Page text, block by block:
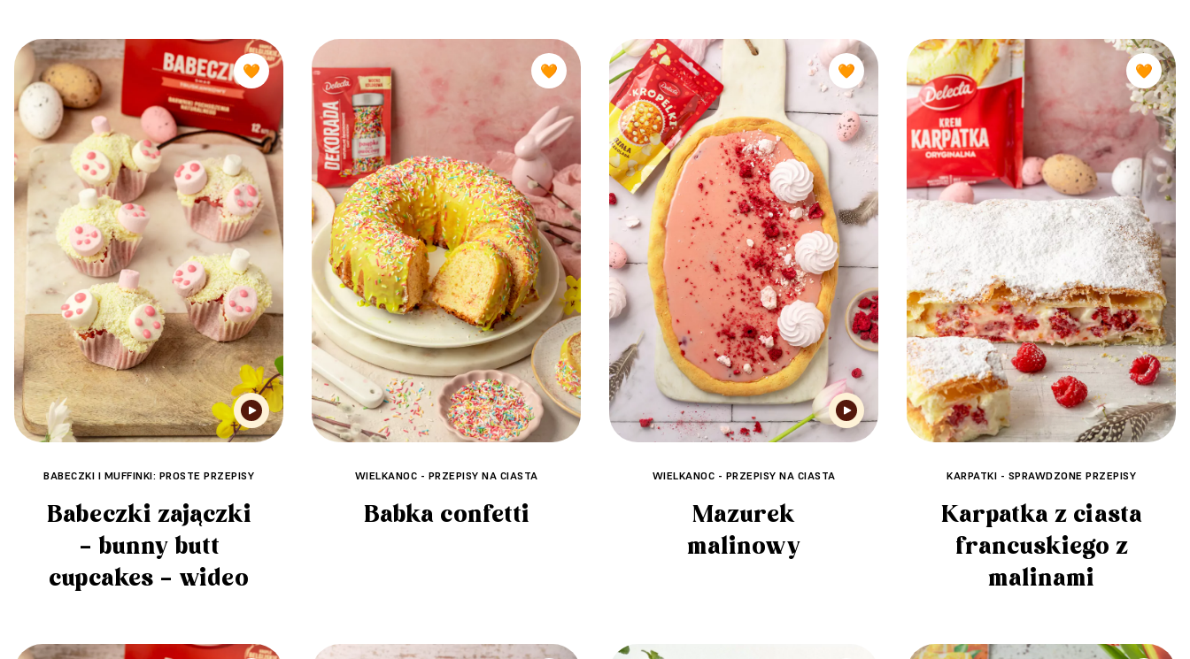
🧡
BABECZKI I MUFFINKI: PROSTE PRZEPISY
Babeczki zajączki
– bunny butt
cupcakes – wideo
🧡
WIELKANOC - PRZEPISY NA CIASTA
Babka confetti
🧡
WIELKANOC - PRZEPISY NA CIASTA
Mazurek
malinowy
🧡
KARPATKI - SPRAWDZONE PRZEPISY
Karpatka z ciasta
francuskiego z
malinami